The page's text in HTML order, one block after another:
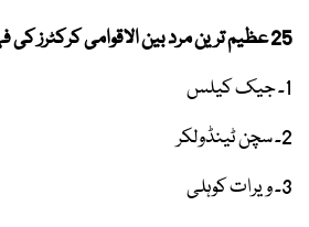
25 عظیم ترین مرد بین الاقوامی کرکٹرز کی فہرست:
1۔ جیک کیلس
2۔ سچن ٹینڈولکر
3۔ ویرات کوہلی